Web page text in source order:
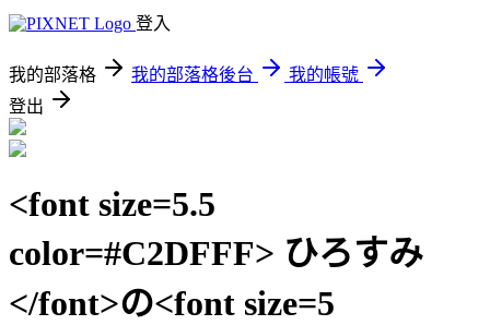
登入
我的部落格 我的部落格後台
我的帳號
登出
<font size=5.5
color=#C2DFFF> ひろすみ
</font>の<font size=5